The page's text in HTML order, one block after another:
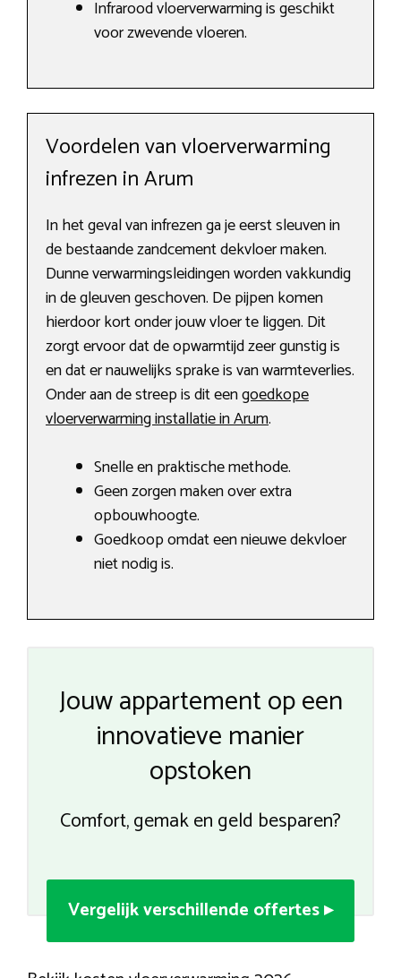
Infrarood vloerverwarming is geschikt
voor zwevende vloeren.
Voordelen van vloerverwarming
infrezen in Arum
In het geval van infrezen ga je eerst sleuven in
de bestaande zandcement dekvloer maken.
Dunne verwarmingsleidingen worden vakkundig
in de gleuven geschoven. De pijpen komen
hierdoor kort onder jouw vloer te liggen. Dit
zorgt ervoor dat de opwarmtijd zeer gunstig is
en dat er nauwelijks sprake is van warmteverlies.
Onder aan de streep is dit eengoedkope
vloerverwarming installatie in Arum.
Snelle en praktische methode.
Geen zorgen maken over extra
opbouwhoogte.
Goedkoop omdat een nieuwe dekvloer
niet nodig is.
Jouw appartement op een
innovatieve manier
opstoken
Comfort, gemak en geld besparen?
Vergelijk verschillende offertes ▸